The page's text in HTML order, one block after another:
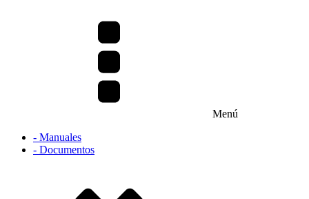
Menú
- Manuales
- Documentos